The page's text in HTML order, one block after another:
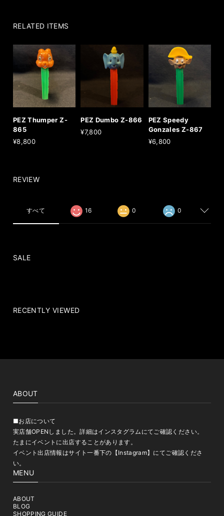
RELATED ITEMS
PEZ Thumper Z-
865
¥8,800
PEZ Dumbo Z-866
¥7,800
PEZ Speedy
Gonzales Z-867
¥6,800
REVIEW
すべて 16 0 0
SALE
RECENTLY VIEWED
ABOUT
■お店について
実店舗OPENしました。詳細はインスタグラムにてご確認ください。
たまにイベントに出店することがあります。
イベント出店情報はサイト一番下の【Instagram】にてご確認くださ
い。
MENU
ABOUT
BLOG
SHOPPING GUIDE